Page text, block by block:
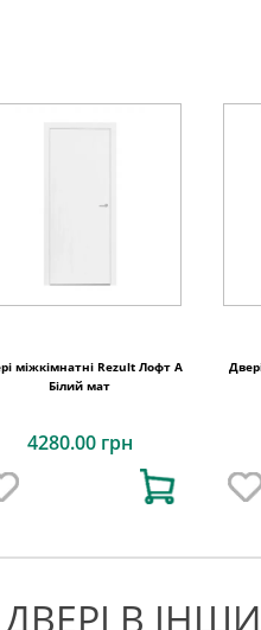
міжкімнатні Rezult Лофт А
Білий мат
4280.00 грн
В